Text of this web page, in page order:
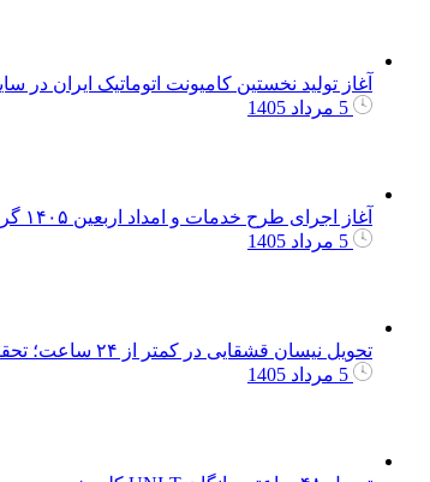
آغاز تولید نخستین کامیونت اتوماتیک ایران
آغاز اجرای طرح خدمات و امداد اربعین ۱۴۰۵ گروه خودروسازی سایپا
تحویل نیسان قشقایی در کمتر از ۲۴ ساعت؛ تحقق عملی وعده نامی خودرو در تحویل سریع محصولات